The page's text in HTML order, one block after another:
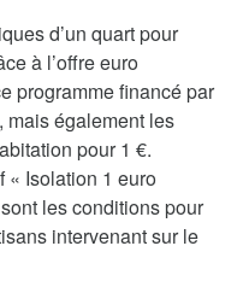
d’un quart pour
à l’offre euro
programme financé par
mais également les
pour 1 €.
« Isolation 1 euro
les conditions pour
intervenant sur le